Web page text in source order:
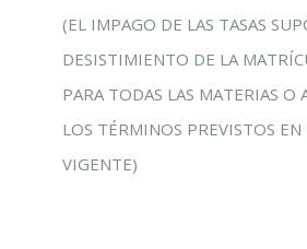
(EL IMPAGO DE LAS TASAS
DESISTIMIENTO DE LA
PARA TODAS LAS MATERIAS O
LOS TÉRMINOS PREVISTOS EN
VIGENTE)